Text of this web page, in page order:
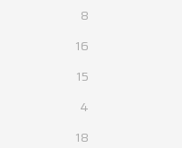
8
16
15
4
18